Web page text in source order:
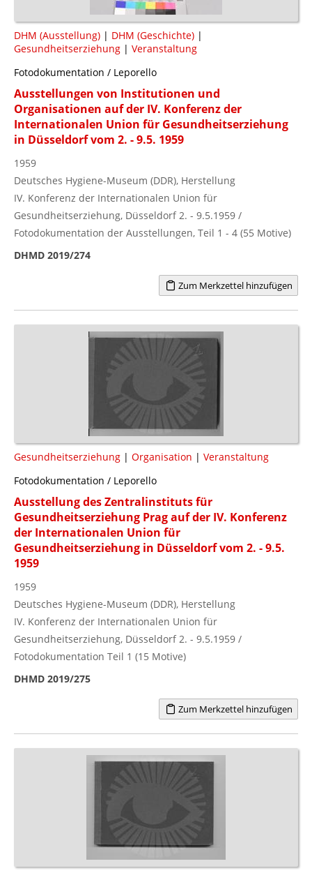
DHM (Ausstellung) | DHM (Geschichte) |
Gesundheitserziehung | Veranstaltung
Fotodokumentation / Leporello
Ausstellungen von Institutionen und
Organisationen auf der IV. Konferenz der
Internationalen Union für Gesundheitserziehung
in Düsseldorf vom 2. - 9.5. 1959
1959
Deutsches Hygiene-Museum (DDR), Herstellung
IV. Konferenz der Internationalen Union für
Gesundheitserziehung, Düsseldorf 2. - 9.5.1959 /
Fotodokumentation der Ausstellungen, Teil 1 - 4 (55 Motive)
DHMD 2019/274
Zum Merkzettel hinzufügen
Gesundheitserziehung | Organisation | Veranstaltung
Fotodokumentation / Leporello
Ausstellung des Zentralinstituts für
Gesundheitserziehung Prag auf der IV. Konferenz
der Internationalen Union für
Gesundheitserziehung in Düsseldorf vom 2. - 9.5.
1959
1959
Deutsches Hygiene-Museum (DDR), Herstellung
IV. Konferenz der Internationalen Union für
Gesundheitserziehung, Düsseldorf 2. - 9.5.1959 /
Fotodokumentation Teil 1 (15 Motive)
DHMD 2019/275
Zum Merkzettel hinzufügen